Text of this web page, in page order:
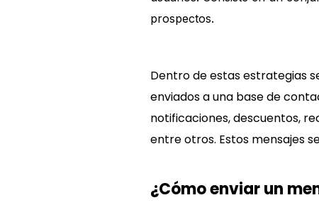
prospectos.
Dentro de estas estrategias
enviados a una base de
notificaciones, descuentos,
entre otros. Estos mensajes
¿Cómo enviar un